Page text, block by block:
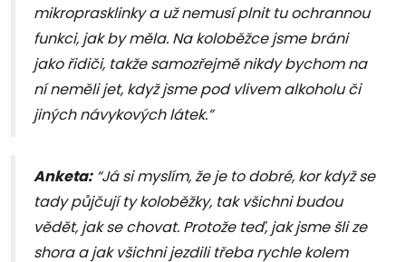
mikroprasklinky a už nemusí plnit tu ochrannou
funkci, jak by měla. Na koloběžce jsme bráni
jako řidiči, takže samozřejmě nikdy bychom na
ní neměli jet, když jsme pod vlivem alkoholu či
jiných návykových látek.”
Anketa:“Já si myslím, že je to dobré, kor když se
tady půjčují ty koloběžky, tak všichni budou
vědět, jak se chovat. Protože teď, jak jsme šli ze
shora a jak všichni jezdili třeba rychle kolem